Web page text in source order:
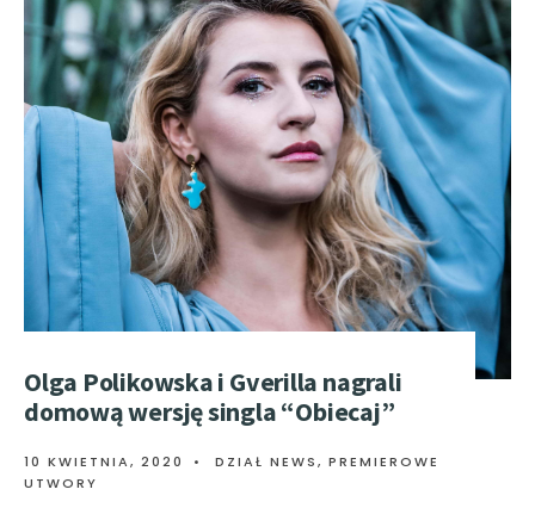
Olga Polikowska i Gverilla nagrali
domową wersję singla “Obiecaj”
10 KWIETNIA, 2020 • DZIAŁ NEWS, PREMIEROWE
UTWORY